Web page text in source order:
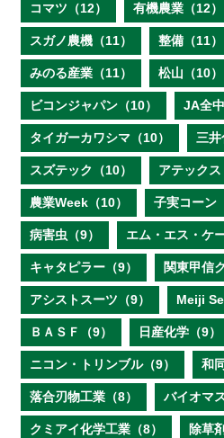
コマツ（12） 有機農業（12）
スガノ農機（11） 整備（11）
みのる産業（11） 松山（10）
ビコンジャパン（10） JA全
タイガーカワシマ（10） 三井
スズテック（10） アテックス
農業Week（10） 子実コーン
病害虫（9） エム・エス・ケ
キャタピラー（9） 関東甲信
アシストスーツ（9） Meiji
ＢＡＳＦ（9） 日産化学（9）
ニコン・トリンブル（9） 和
落合刃物工業（8） バイオマ
クミアイ化学工業（8） 除草